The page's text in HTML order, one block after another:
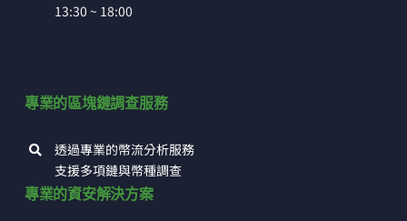
13:30 ~ 18:00
專業的區塊鏈調查服務
透過專業的幣流分析服務
支援多項鏈與幣種調查
專業的資安解決方案